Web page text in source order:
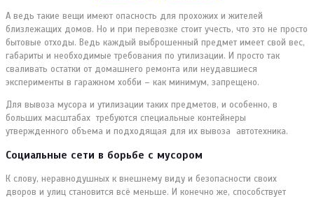
А ведь такие вещи имеют опасность для прохожих и жителей
близлежащих домов. Но и при перевозке стоит учесть, что это не просто
бытовые отходы. Ведь каждый выброшенный предмет имеет свой вес,
габариты и необходимые требования по утилизации. И просто так
сваливать остатки от домашнего ремонта или неудавшиеся
эксперименты в гаражном хобби – как минимум, запрещено.
Для вывоза мусора и утилизации таких предметов, и особенно, в
больших масштабах требуются специальные контейнеры
утвержденного объема и подходящая для их вывоза автотехника.
Социальные сети в борьбе с мусором
К слову, неравнодушных к внешнему виду и безопасности своих
дворов и улиц становится всё меньше. И конечно же, способствует